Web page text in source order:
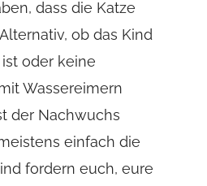
dass die Katze
ob das Kind
oder keine
Wassereimern
der Nachwuchs
einfach die
fordern euch, eure